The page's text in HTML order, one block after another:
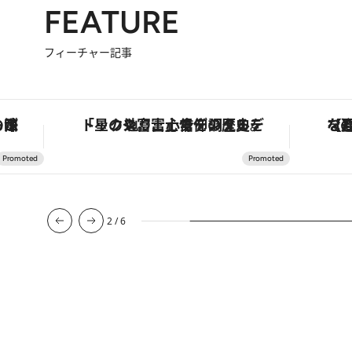
FEATURE
フィーチャー記事
呼ぶ郷土の味 「星のや富士」でデジタルデトックス。冨士信仰の歴史を辿り、心身を調える。 【夏
2/6